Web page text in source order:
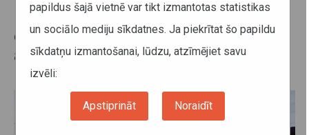
Norīkoti vilcieni pēc Ogres
estrādes vasaras sezonas
atklāšanas pasākuma “Zvaigžņotā
nakts Ogrē”
papildus šajā vietnē var tikt izmantotas statistikas
un sociālo mediju sīkdatnes. Ja piekrītat šo papildu
sīkdatņu izmantošanai, lūdzu, atzīmējiet savu
izvēli:
Apstiprināt Noraidīt